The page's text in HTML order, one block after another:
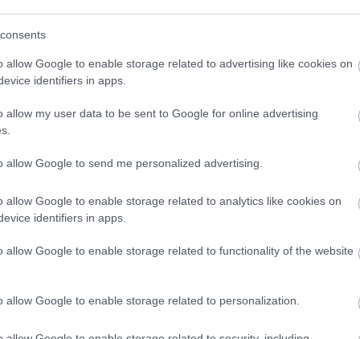
allow Google to enable storage related to advertising like cookies on
identifiers in apps.
allow my user data to be sent to Google for online advertising
allow Google to send me personalized advertising.
allow Google to enable storage related to analytics like cookies on
identifiers in apps.
allow Google to enable storage related to functionality of the website
allow Google to enable storage related to personalization.
készségek fejlesztése javítja az
interperszonális kapcsolatokat, segítve az
kapcsolatokat alakítson ki.
során elsajátított technikák, mint például a
készségek, segítenek az egyénnek a stressz
hatékony kezelésében.
5. Pozitív életszemlélet: A pozitív
hozzáállást, ami javítja az általános